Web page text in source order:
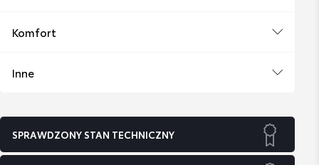
Komfort
Inne
SPRAWDZONY STAN TECHNICZNY